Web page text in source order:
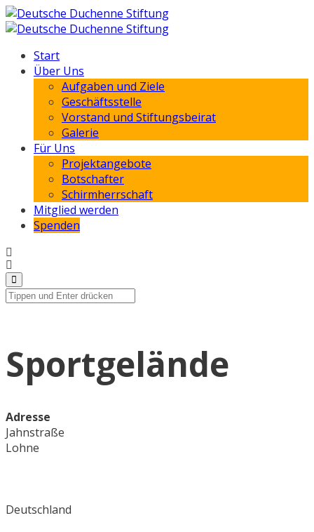
Start
Über Uns
Aufgaben und Ziele
Geschäftsstelle
Vorstand und Stiftungsbeirat
Galerie
Für Uns
Projektangebote
Botschafter
Schirmherrschaft
Mitglied werden
Spenden
Sportgelände
Adresse
Jahnstraße
Lohne
Deutschland